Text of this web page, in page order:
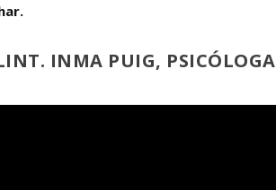
INMA PUIG, PSICÓLOGA